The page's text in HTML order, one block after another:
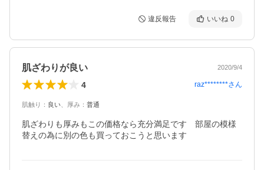
違反報告 いいね 0
肌ざわりが良い 2020/9/4
4 raz********さん
肌触り ： 良い 厚み ： 普通
肌ざわりも厚みもこの価格なら充分満足です　部屋の模様
替えの為に別の色も買っておこうと思います